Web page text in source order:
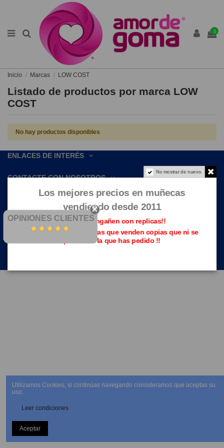
0
Inicio Marcas LOW COST
Listado de productos por marca LOW
COST
No hay productos disponibles
ENLACES DE INTERÉS
CONTACTE CON NOSOTROS
OPINIONES CLIENTES
No mostrar de nuevo.
Los mejores precios en muñecas
vendiendo desde 2011
Que no te engañen con replicas!!
Evita las páginas piratas que venden copias que ni se
parecen a la que has pedido !!
Utilizamos Cookies, si continúas navegando consideramos que aceptas su
uso.
Leer condiciones
Aceptar